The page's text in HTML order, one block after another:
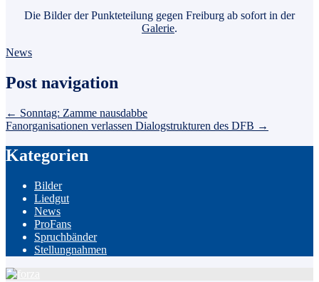
Die Bilder der Punkteteilung gegen Freiburg ab sofort in der
Galerie.
News
Post navigation
← Sonntag: Zamme nausdabbe
Fanorganisationen verlassen Dialogstrukturen des DFB →
Kategorien
Bilder
Liedgut
News
ProFans
Spruchbänder
Stellungnahmen